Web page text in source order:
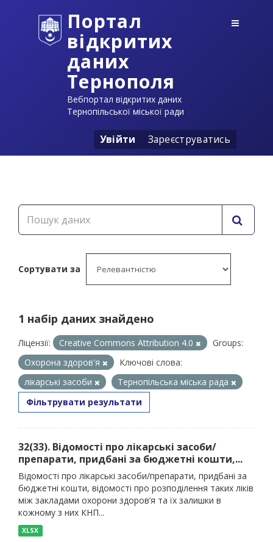
Портал
відкритих
даних
Тернополя
Вебпортал відкритих даних
Тернопільської міської ради
Увійти Зареєструватись
Сортувати за
1 набір даних знайдено
Ліцензії: Creative Commons Attribution 4.0
Groups:
Охорона здоров'я
Ключові слова:
лікарські засоби
Тернопільська міська рада
Фільтрувати результати
32(33). Відомості про лікарські засоби/
препарати, придбані за бюджетні кошти,...
Відомості про лікарські засоби/препарати, придбані за
бюджетні кошти, відомості про розподілення таких ліків
між закладами охорони здоров’я та їх залишки в
кожному з них КНП...
XLSX